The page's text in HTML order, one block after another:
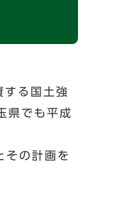
する国土強
県でも平成
その計画を